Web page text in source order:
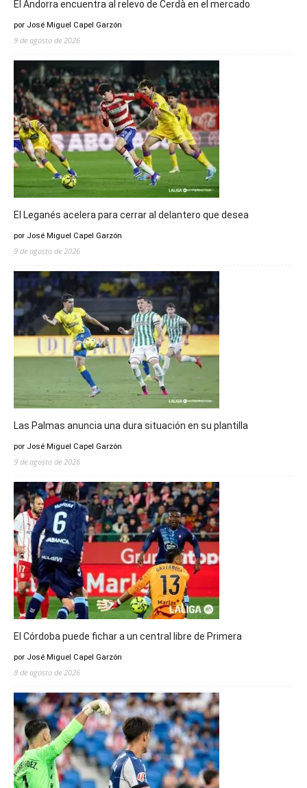
El Andorra encuentra al relevo de Cerdà en el mercado
por José Miguel Capel Garzón
9 de agosto de 2026
El Leganés acelera para cerrar al delantero que desea
por José Miguel Capel Garzón
9 de agosto de 2026
Las Palmas anuncia una dura situación en su plantilla
por José Miguel Capel Garzón
9 de agosto de 2026
El Córdoba puede fichar a un central libre de Primera
por José Miguel Capel Garzón
8 de agosto de 2026